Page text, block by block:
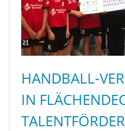
HANDBALL-
IN